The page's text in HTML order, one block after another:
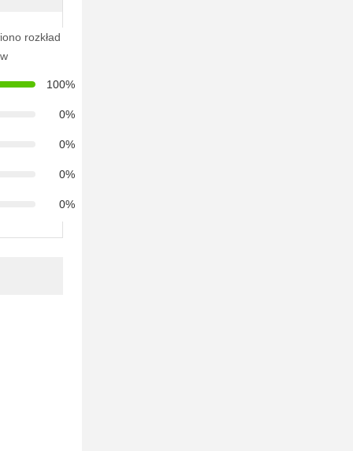
rozkład
100%
0%
0%
0%
0%